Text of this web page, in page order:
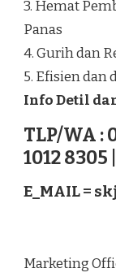
3. Hemat
Panas
4. Gurih dan
5. Efisien dan
Info Detil
TLP/WA :
1012
E_MAIL =
Marketing